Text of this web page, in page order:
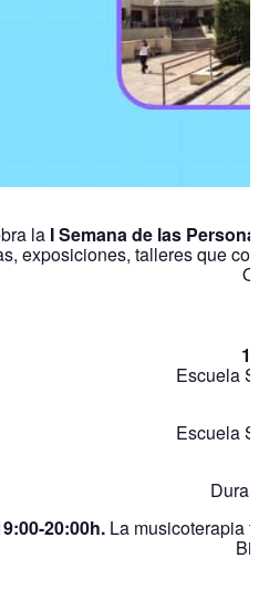
la I Semana de las
exposiciones, talleres que
Escuela
Escuela
20:00h.La musicoterapia